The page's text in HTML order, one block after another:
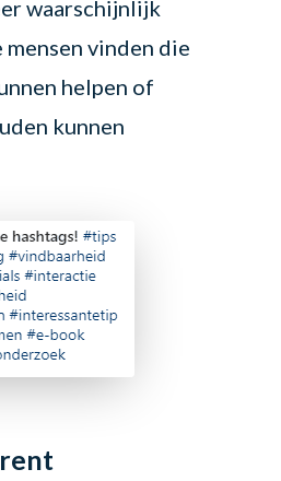
waarschijnlijk
vinden die
helpen of
kunnen